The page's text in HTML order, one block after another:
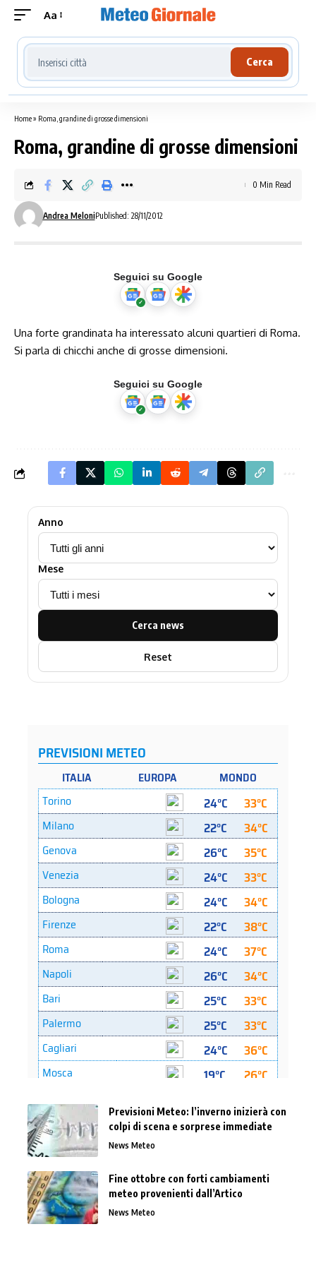
Aa
Cerca località meteo
Cerca
Home» Roma, grandine di grosse dimensioni
Roma, grandine di grosse dimensioni
Andrea MeloniPublished: 28/11/2012
0 Min Read
Seguici su Google
Una forte grandinata ha interessato alcuni quartieri di Roma.
Si parla di chicchi anche di grosse dimensioni.
Seguici su Google
Anno
Mese
Cerca news
Reset
Previsioni Meteo: l’inverno inizierà con
colpi di scena e sorprese immediate
News Meteo
Fine ottobre con forti cambiamenti
meteo provenienti dall’Artico
News Meteo